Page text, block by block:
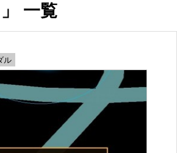
一覧
ル